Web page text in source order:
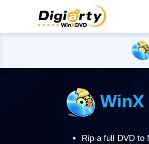
WinX
Rip a full DVD to